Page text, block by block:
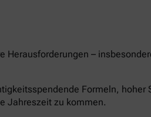
–
Formeln,
Jahreszeit zu kommen.